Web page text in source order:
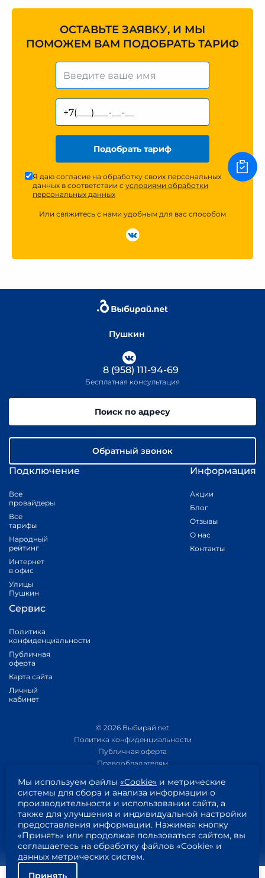
ОСТАВЬТЕ ЗАЯВКУ, И МЫ
ПОМОЖЕМ ВАМ ПОДОБРАТЬ ТАРИФ
Подобрать тариф
Я даю согласие на обработку своих персональных
данных в соответствии с условиями обработки
персональных данных
Или свяжитесь с нами удобным для вас способом
Пушкин
Подключение
Все
провайдеры
Все
тарифы
Народный
рейтинг
Интернет
в офис
Улицы
Пушкин
Информация
Акции
Блог
Отзывы
О нас
Контакты
Сервис
Политика
конфиденциальности
Публичная
оферта
Карта сайта
Личный
кабинет
8 (958) 111-94-69
Бесплатная консультация
Поиск по адресу
Обратный звонок
© 2026 Выбирай.net
Политика конфиденциальности
Публичная оферта
Правообладателям
Приложение 1
Приложение 2
Пользовательское соглашение
Согласие на обработку персональных данных
Мы используем файлы «Cookie» и метрические
системы для сбора и анализа информации о
производительности и использовании сайта, а
также для улучшения и индивидуальной настройки
предоставления информации. Нажимая кнопку
«Принять» или продолжая пользоваться сайтом, вы
соглашаетесь на обработку файлов «Cookie» и
данных метрических систем.
Принять